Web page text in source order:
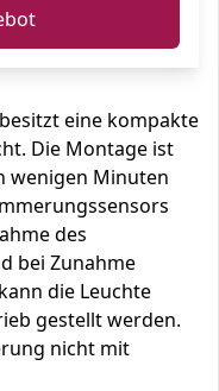
eine kompakte
Die Montage ist
wenigen Minuten
des
bei Zunahme
die Leuchte
gestellt werden.
nicht mit